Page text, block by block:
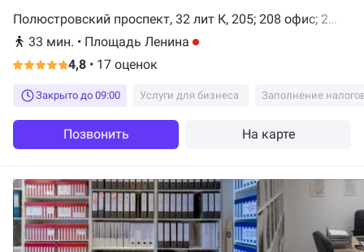
Полюстровский проспект, 32 лит К, 205; 208 офис; 2
этаж, Санкт-Петербург
33 мин. • Площадь Ленина
4,8 • 17 оценок
Закрыто до 09:00 Услуги для бизнеса Заполнение
Позвонить На карте